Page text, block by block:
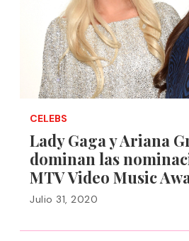
CELEBS
Lady Gaga y Ariana
dominan las
MTV Video Music
Julio 31, 2020